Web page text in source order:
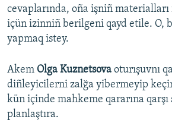
cevaplarında, oña işniñ materialları
içün izinniñ berilgeni qayd etile. O,
yapmaq istey.
Akem Olga Kuznetsova oturışuvnı
diñleyicilerni zalğa yibermeyip
kün içinde mahkeme qararına
planlaştıra.